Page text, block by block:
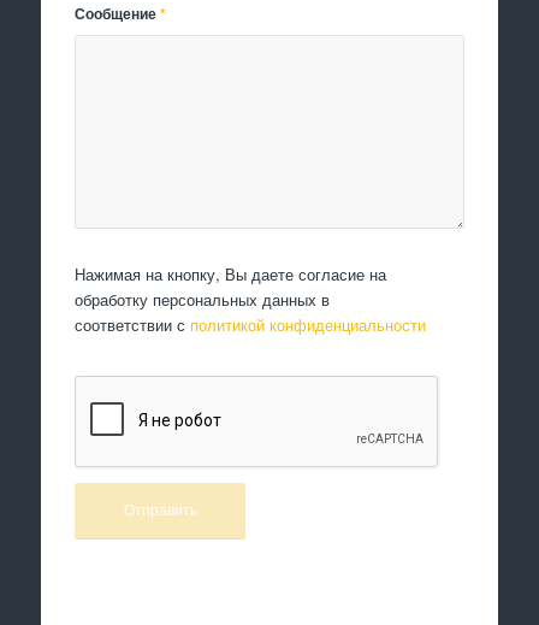
Сообщение*
Нажимая на кнопку, Вы даете согласие на
обработку персональных данных в
соответствии с политикой конфиденциальности